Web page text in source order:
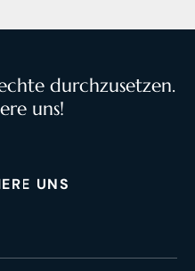
durchzusetzen.
uns!
UNS